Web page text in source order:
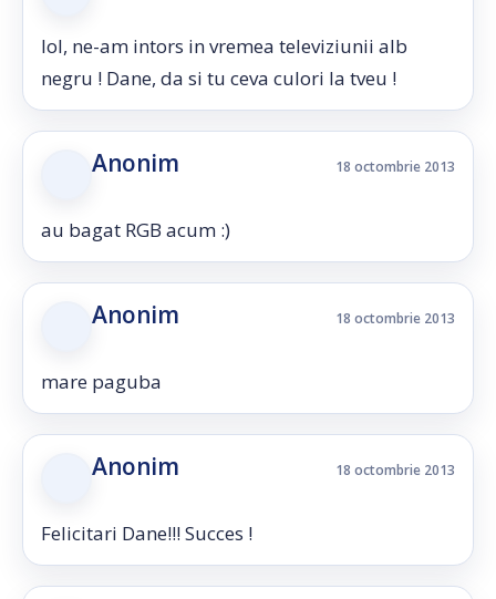
lol, ne-am intors in vremea televiziunii alb
negru ! Dane, da si tu ceva culori la tveu !
Anonim 18 octombrie 2013
au bagat RGB acum :)
Anonim 18 octombrie 2013
mare paguba
Anonim 18 octombrie 2013
Felicitari Dane!!! Succes !